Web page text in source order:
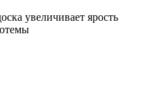
увеличивает ярость